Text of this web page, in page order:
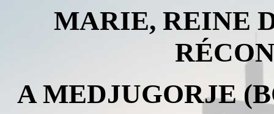
MARIE, REINE
A MEDJUGORJE